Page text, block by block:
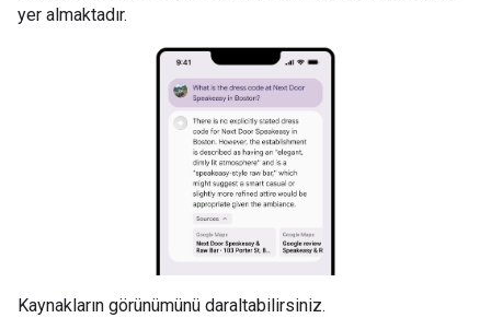
yer almaktadır.
Kaynakların görünümünü daraltabilirsiniz.